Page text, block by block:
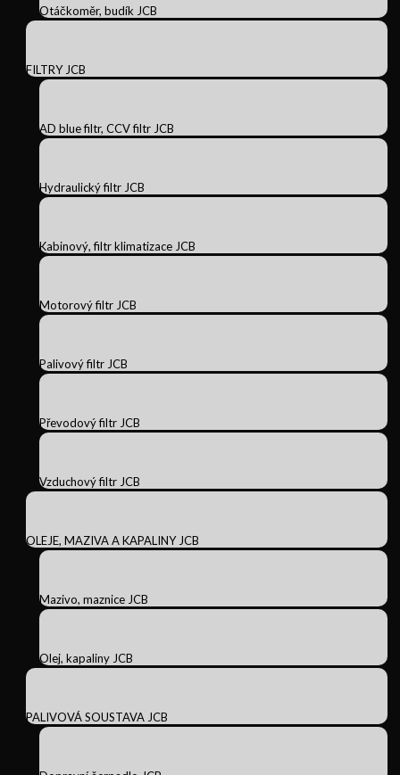
Otáčkoměr, budík JCB
FILTRY JCB
AD blue filtr, CCV filtr JCB
Hydraulický filtr JCB
Kabinový, filtr klimatizace JCB
Motorový filtr JCB
Palivový filtr JCB
Převodový filtr JCB
Vzduchový filtr JCB
OLEJE, MAZIVA A KAPALINY JCB
Mazivo, maznice JCB
Olej, kapaliny JCB
PALIVOVÁ SOUSTAVA JCB